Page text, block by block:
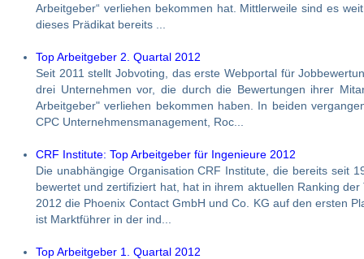
Arbeitgeber“ verliehen bekommen hat. Mittlerweile sind es
dieses Prädikat bereits ...
Top Arbeitgeber 2. Quartal 2012
Seit 2011 stellt Jobvoting, das erste Webportal für
drei Unternehmen vor, die durch die Bewertungen ihrer
Arbeitgeber" verliehen bekommen haben. In beiden
CPC Unternehmensmanagement, Roc...
CRF Institute: Top Arbeitgeber für Ingenieure 2012
Die unabhängige Organisation CRF Institute, die bereits seit
bewertet und zertifiziert hat, hat in ihrem aktuellen Ranking
2012 die Phoenix Contact GmbH und Co. KG auf den ersten
ist Marktführer in der ind...
Top Arbeitgeber 1. Quartal 2012